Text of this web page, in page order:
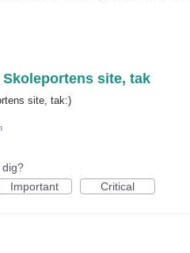
site, tak
site, tak:)
dig?
Important Critical